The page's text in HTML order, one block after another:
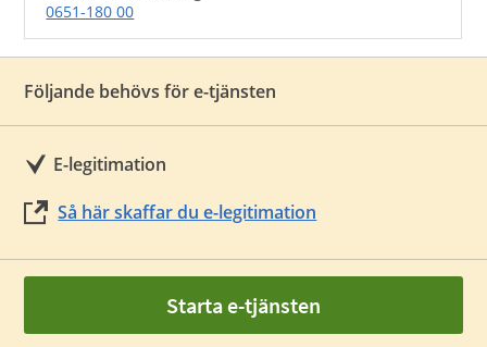
0651-180 00
Följande behövs för e-tjänsten
E-legitimation
Så här skaffar du e-legitimation
Starta e-tjänsten